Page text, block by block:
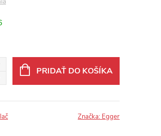
PRIDAŤ DO KOŠÍKA
Značka: Egger